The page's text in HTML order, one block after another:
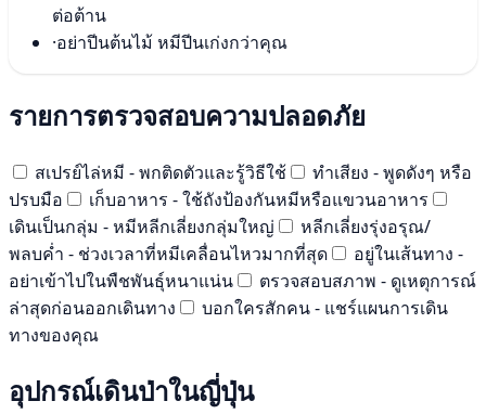
ต่อต้าน
·อย่าปีนต้นไม้ หมีปีนเก่งกว่าคุณ
รายการตรวจสอบความปลอดภัย
สเปรย์ไล่หมี - พกติดตัวและรู้วิธีใช้
ทำเสียง - พูดดังๆ หรือ
ปรบมือ
เก็บอาหาร - ใช้ถังป้องกันหมีหรือแขวนอาหาร
เดินเป็นกลุ่ม - หมีหลีกเลี่ยงกลุ่มใหญ่
หลีกเลี่ยงรุ่งอรุณ/
พลบค่ำ - ช่วงเวลาที่หมีเคลื่อนไหวมากที่สุด
อยู่ในเส้นทาง -
อย่าเข้าไปในพืชพันธุ์หนาแน่น
ตรวจสอบสภาพ - ดูเหตุการณ์
ล่าสุดก่อนออกเดินทาง
บอกใครสักคน - แชร์แผนการเดิน
ทางของคุณ
อุปกรณ์เดินป่าในญี่ปุ่น